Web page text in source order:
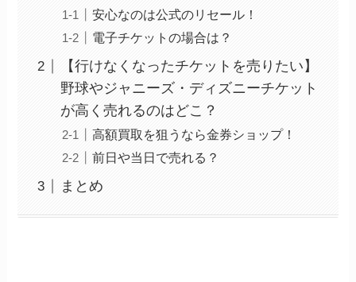
安心なのは公式のリセール！
電子チケットの場合は？
【行けなくなったチケットを売りたい】
野球やジャニーズ・ディズニーチケット
が高く売れるのはどこ？
高額買取を狙うなら金券ショップ！
前日や当日で売れる？
まとめ